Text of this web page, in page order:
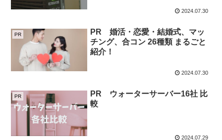
2024.07.30
PR
PR 婚活・恋愛・結婚式、マッ
チング、合コン 26種類 まるごと
紹介！
2024.07.30
PR
PR ウォーターサーバー16社 比
較
2024.07.29